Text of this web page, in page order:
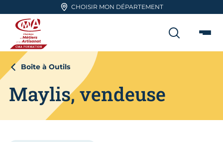
Aller en haut de pageCHOISIR MON DÉPARTEMENT
CMA FORMATION
Boîte à Outils
Maylis, vendeuse